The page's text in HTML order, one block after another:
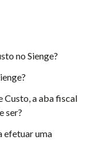
no Sienge?
a aba fiscal
ser?
efetuar uma